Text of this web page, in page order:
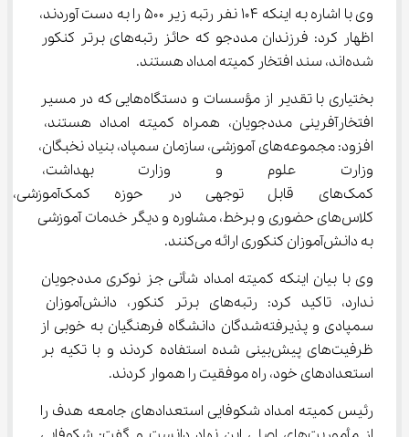
وی با اشاره به اینکه ۱۰۴ نفر رتبه زیر ۵۰۰ را به دست آوردند،
اظهار کرد: فرزندان مددجو که حائز رتبه‌های برتر کنکور
شده‌اند، سند افتخار کمیته امداد هستند.
بختیاری با تقدیر از مؤسسات و دستگاه‌هایی که در مسیر
افتخارآفرینی مددجویان، همراه کمیته امداد هستند،
افزود: مجموعه‌های آموزشی، سازمان سمپاد، بنیاد نخبگان،
وزارت علوم و وزارت بهداشت،
کمک‌های قابل توجهی در
کلاس‌های حضوری و برخط، مشاوره و دیگر خدمات آموزشی
به دانش‌آموزان کنکوری ارائه می‌کنند.
وی با بیان اینکه کمیته امداد شأنی جز نوکری مددجویان
ندارد، تاکید کرد: رتبه‌های برتر کنکور، دانش‌آموزان
سمپادی و پذیرفته‌شدگان دانشگاه فرهنگیان به خوبی از
ظرفیت‌های پیش‌بینی شده استفاده کردند و با تکیه بر
استعدادهای خود، راه موفقیت را هموار کردند.
رئیس کمیته امداد شکوفایی استعدادهای جامعه هدف را